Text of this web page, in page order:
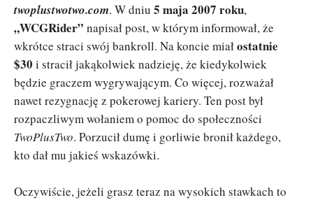
twoplustwotwo.com. W dniu 5 maja 2007 roku,
„WCGRider” napisał post, w którym informował, że
wkrótce straci swój bankroll. Na koncie miałostatnie
$30 i stracił jakąkolwiek nadzieję, że kiedykolwiek
będzie graczem wygrywającym. Co więcej, rozważał
nawet rezygnację z pokerowej kariery. Ten post był
rozpaczliwym wołaniem o pomoc do społeczności
TwoPlusTwo. Porzucił dumę i gorliwie bronił każdego,
kto dał mu jakieś wskazówki.
Oczywiście, jeżeli grasz teraz na wysokich stawkach to